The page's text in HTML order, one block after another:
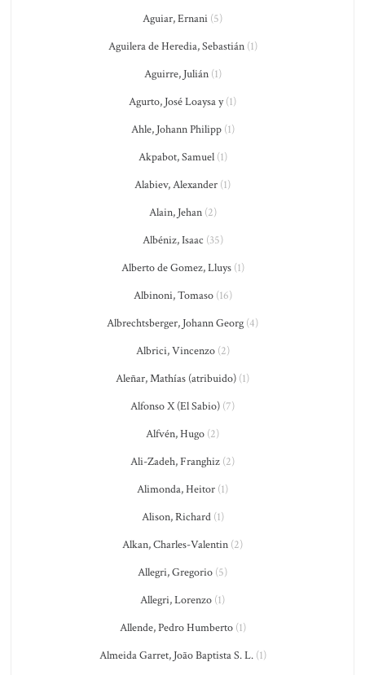
Aguiar, Ernani (5)
Aguilera de Heredia, Sebastián(1)
Aguirre, Julián(1)
Agurto, José Loaysa y(1)
Ahle, Johann Philipp(1)
Akpabot, Samuel(1)
Alabiev, Alexander (1)
Alain, Jehan(2)
Albéniz, Isaac (35)
Alberto de Gomez, Lluys(1)
Albinoni, Tomaso(16)
Albrechtsberger, Johann Georg (4)
Albrici, Vincenzo(2)
Aleñar, Mathías (atribuido) (1)
Alfonso X (El Sabio) (7)
Alfvén, Hugo (2)
Ali-Zadeh, Franghiz (2)
Alimonda, Heitor (1)
Alison, Richard(1)
Alkan, Charles-Valentin (2)
Allegri, Gregorio (5)
Allegri, Lorenzo (1)
Allende, Pedro Humberto(1)
Almeida Garret, João Baptista S. L.(1)